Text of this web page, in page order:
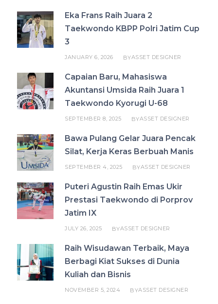
Eka Frans Raih Juara 2
Taekwondo KBPP Polri Jatim Cup
3
JANUARY 6, 2026 BYASSET DESIGNER
Capaian Baru, Mahasiswa
Akuntansi Umsida Raih Juara 1
Taekwondo Kyorugi U-68
SEPTEMBER 8, 2025 BYASSET DESIGNER
Bawa Pulang Gelar Juara Pencak
Silat, Kerja Keras Berbuah Manis
SEPTEMBER 4, 2025 BYASSET DESIGNER
Puteri Agustin Raih Emas Ukir
Prestasi Taekwondo di Porprov
Jatim IX
JULY 26, 2025 BYASSET DESIGNER
Raih Wisudawan Terbaik, Maya
Berbagi Kiat Sukses di Dunia
Kuliah dan Bisnis
NOVEMBER 5, 2024 BYASSET DESIGNER